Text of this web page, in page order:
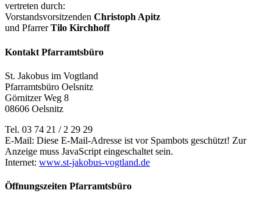
vertreten durch:
Vorstandsvorsitzenden Christoph Apitz
und PfarrerTilo Kirchhoff
Kontakt Pfarramtsbüro
St. Jakobus im Vogtland
Pfarramtsbüro Oelsnitz
Görnitzer Weg 8
08606 Oelsnitz
Tel. 03 74 21 / 2 29 29
E-Mail: Diese E-Mail-Adresse ist vor Spambots geschützt! Zur
Anzeige muss JavaScript eingeschaltet sein.
Internet: www.st-jakobus-vogtland.de
Öffnungszeiten Pfarramtsbüro